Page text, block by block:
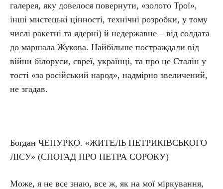
галерея, яку довелося повернути, «золото Трої»,
інші мистецькі цінності, технічні розробки, у тому
числі ракетні та ядерні) й недержавне – від солдата
до маршала Жукова. Найбільше постраждали від
війни білоруси, євреї, українці, та про це Сталін у
тості «за російський народ», надмірно звеличений,
не згадав.
Богдан ЧЕПУРКО. «ЖИТЕЛЬ ПЕТРИКІВСЬКОГО
ЛІСУ» (СПОГАД ПРО ПЕТРА СОРОКУ)
Може, я не все знаю, все ж, як на мої міркування,